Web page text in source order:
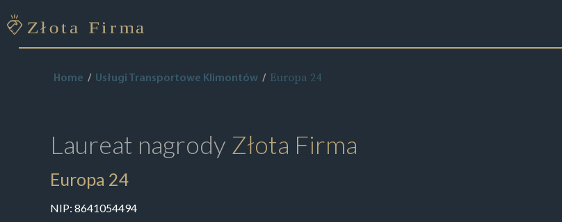
Home Usługi Transportowe Klimontów Europa 24
Laureat nagrody Złota Firma
Europa 24
NIP: 8641054494